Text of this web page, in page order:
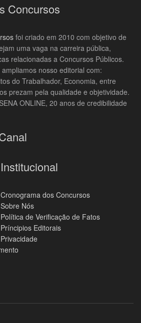
Concursos
foi criado em 2010 com objetivo de
uma vaga na carreira pública,
relacionadas a Concursos Públicos.
nosso editorial com:
do Trabalhador, Economia, entre
prezam pela qualidade e objetividade.
ONLINE, 20 anos de credibilidade
Institucional
Cronograma dos Concursos
Sobre Nós
Política de Verificação de Fatos
Príncipios Editorais
Privacidade